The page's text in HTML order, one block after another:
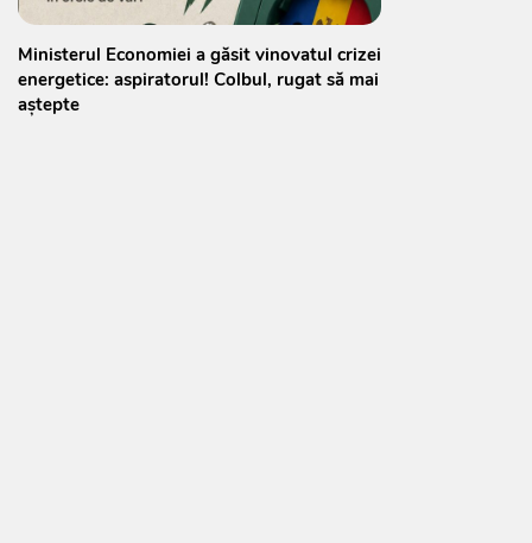
Ministerul Economiei a găsit vinovatul crizei
energetice: aspiratorul! Colbul, rugat să mai
aștepte